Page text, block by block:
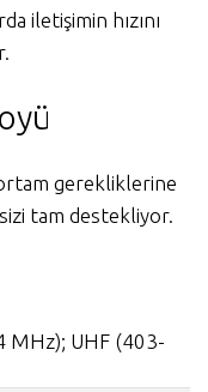
iletişimin hızını
ortam gerekliklerine
tam destekliyor.
MHz); UHF (403-